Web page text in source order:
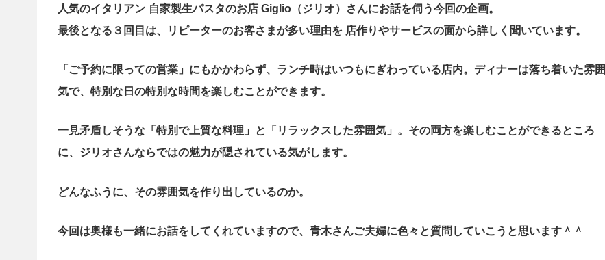
人気のイタリアン 自家製生パスタのお店 Giglio（ジリオ）さんにお話を伺う今回の企画。
最後となる３回目は、リピーターのお客さまが多い理由を 店作りやサービスの面から詳しく聞いています。
「ご予約に限っての営業」にもかかわらず、ランチ時はいつもにぎわっている店内。ディナーは落ち着いた雰囲
気で、特別な日の特別な時間を楽しむことができます。
一見矛盾しそうな「特別で上質な料理」と「リラックスした雰囲気」。その両方を楽しむことができるところ
に、ジリオさんならではの魅力が隠されている気がします。
どんなふうに、その雰囲気を作り出しているのか。
今回は奥様も一緒にお話をしてくれていますので、青木さんご夫婦に色々と質問していこうと思います＾＾